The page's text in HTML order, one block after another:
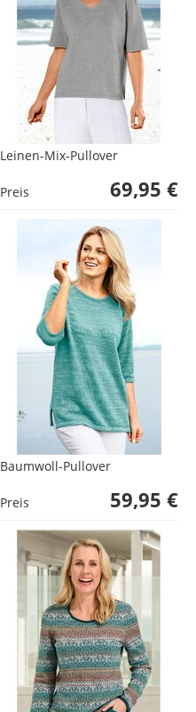
Leinen-Mix-Pullover
Preis 69,95 €
Baumwoll-Pullover
Preis 59,95 €